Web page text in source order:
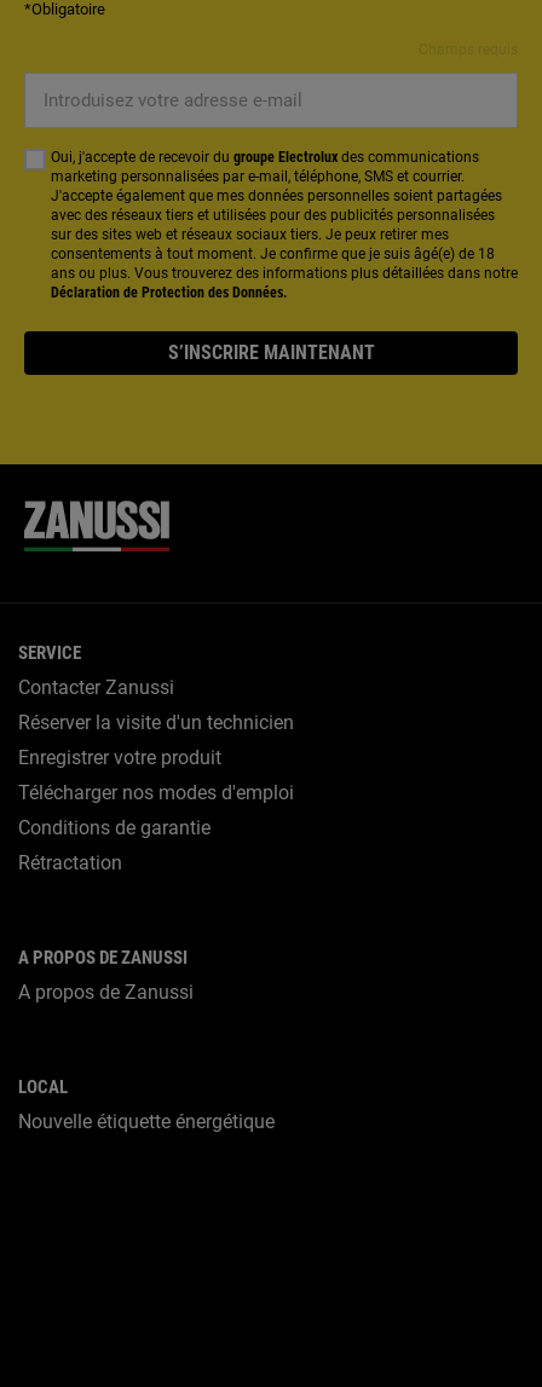
*Obligatoire
votre
adresse
e-
mail
Oui, j'accepte de recevoir du groupe Electrolux des communications
marketing personnalisées par e-mail, téléphone, SMS et courrier.
J'accepte également que mes données personnelles soient partagées
avec des réseaux tiers et utilisées pour des publicités personnalisées
sur des sites web et réseaux sociaux tiers. Je peux retirer mes
consentements à tout moment. Je confirme que je suis âgé(e) de 18
ans ou plus. Vous trouverez des informations plus détaillées dans notre
Déclaration de Protection des Données.
S’INSCRIRE MAINTENANT
SERVICE
Contacter Zanussi
Réserver la visite d'un technicien
Enregistrer votre produit
Télécharger nos modes d'emploi
Conditions de garantie
Rétractation
A PROPOS DE ZANUSSI
A propos de Zanussi
LOCAL
Nouvelle étiquette énergétique